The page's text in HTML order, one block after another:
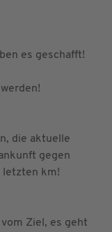
es geschafft!
die aktuelle
gegen
letzten km!
Ziel, es geht